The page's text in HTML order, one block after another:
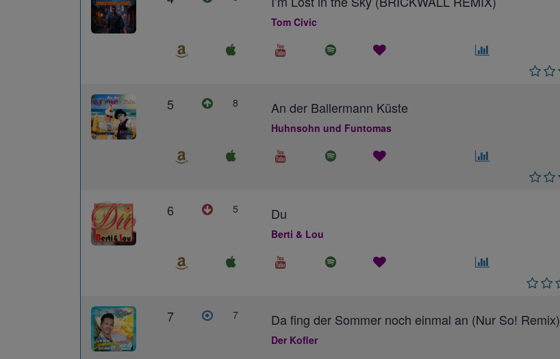
Tom Civic
5 8 An der Ballermann Küste
Huhnsohn und Funtomas
6 5 Du
Berti & Lou
7 7 Da fing der Sommer noch einmal an (Nur So! Remix)
Der Kofler